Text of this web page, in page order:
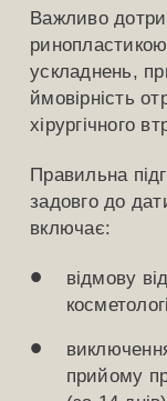
Важливо
ускладнень,
ймовірність
хірургічного
Правильна
задовго до
включає:
відмову
прийому